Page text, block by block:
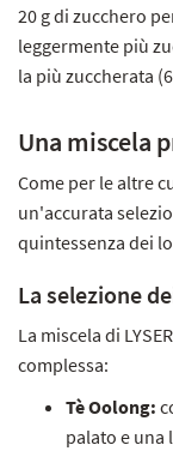
20 g di zucchero
leggermente più
la più zuccherata
Una miscela
Come per le altre
un'accurata
quintessenza dei
La selezione
La miscela di
complessa:
Tè Oolong:
palato e una